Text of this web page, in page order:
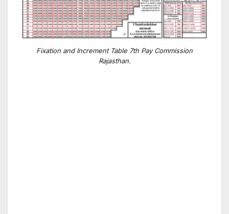
Fixation and Increment Table 7th Pay Commission
Rajasthan.